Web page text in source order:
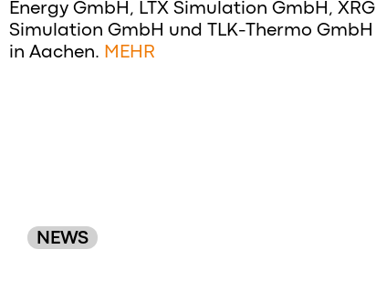
Energy GmbH, LTX Simulation GmbH, XRG
Simulation GmbH und TLK-Thermo GmbH
in Aachen. MEHR
NEWS